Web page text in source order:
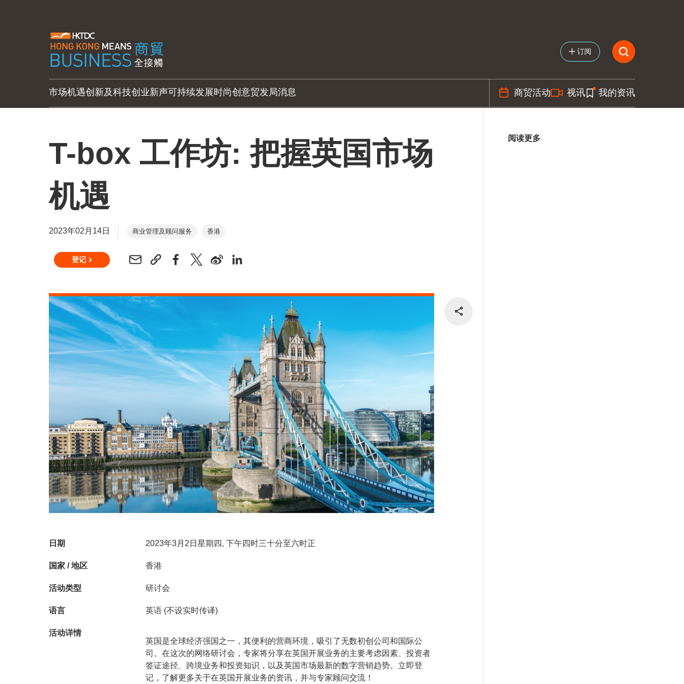
订阅
市场机遇创新及科技创业新声可持续发展时尚创意贸发局消息 商贸活动 视讯 我的资讯
T-box 工作坊: 把握英国市场
机遇
2023年02月14日 商业管理及顾问服务 香港
登记
日期 2023年3月2日星期四, 下午四时三十分至六时正
国家 / 地区 香港
活动类型 研讨会
语言 英语 (不设实时传译)
活动详情
英国是全球经济强国之一，其便利的营商环境，吸引了无数初创公司和国际公
司。在这次的网络研讨会，专家将分享在英国开展业务的主要考虑因素、投资者
签证途径、跨境业务和投资知识，以及英国市场最新的数字营销趋势。立即登
记，了解更多关于在英国开展业务的资讯，并与专家顾问交流！
阅读更多